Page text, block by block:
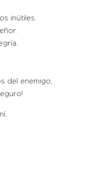
inútiles.
del enemigo;